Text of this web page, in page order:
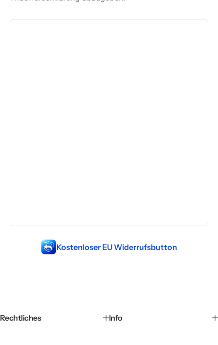
Kostenloser EU Widerrufsbutton
Rechtliches Info